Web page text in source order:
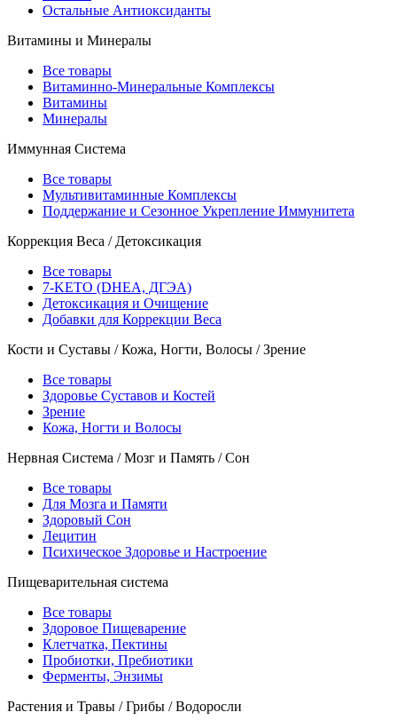
Остальные Антиоксиданты
Витамины и Минералы
Все товары
Витаминно-Минеральные Комплексы
Витамины
Минералы
Иммунная Система
Все товары
Мультивитаминные Комплексы
Поддержание и Сезонное Укрепление Иммунитета
Коррекция Веса / Детоксикация
Все товары
7-KETO (DHEA, ДГЭА)
Детоксикация и Очищение
Добавки для Коррекции Веса
Кости и Суставы / Кожа, Ногти, Волосы / Зрение
Все товары
Здоровье Суставов и Костей
Зрение
Кожа, Ногти и Волосы
Нервная Система / Мозг и Память / Сон
Все товары
Для Мозга и Памяти
Здоровый Сон
Лецитин
Психическое Здоровье и Настроение
Пищеварительная система
Все товары
Здоровое Пищеварение
Клетчатка, Пектины
Пробиотки, Пребиотики
Ферменты, Энзимы
Растения и Травы / Грибы / Водоросли